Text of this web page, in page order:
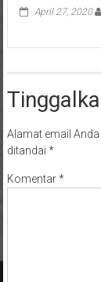
April 27, 2020
Alamat email
ditandai *
Komentar*